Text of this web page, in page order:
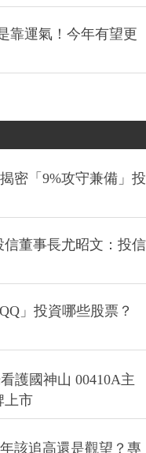
靠運氣！今年有望更
密「9%攻守兼備」投
信董事長尤昭文：投信
」投資哪些股票？
護國神山 00410A主
上市
該追高還是觀望？專